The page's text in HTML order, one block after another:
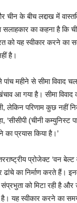
के बीच लद्दाख में
सलाहकार का कहना है
को यह स्‍वीकार करने का
है।
पांच महीने से सीमा
आ गया है। सीमा
परिणाम कुछ नहीं
(चीनी कम्युनिस्ट
का प्रयास किया है।’
प्रोजेक्‍ट ‘वन
का निर्माण करते हैं।
संप्रभुता को मिटा रही है
है। यह स्वीकार करने का